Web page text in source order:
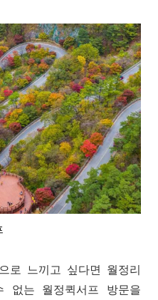
로 느끼고 싶다면 월정리
없는 월정퀵서프 방문을